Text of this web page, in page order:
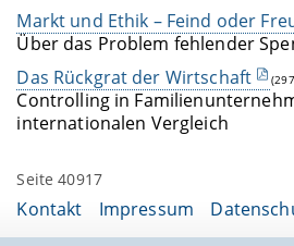
Markt und Ethik – Feind oder
Über das Problem fehlender
Das Rückgrat der Wirtschaft
Controlling in
internationalen Vergleich
Seite 40917
Kontakt Impressum